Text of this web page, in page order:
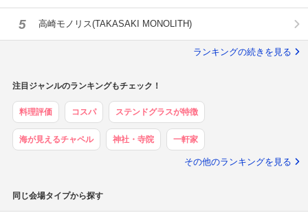
5 高崎モノリス(TAKASAKI MONOLITH)
ランキングの続きを見る
注目ジャンルのランキングもチェック！
料理評価 コスパ ステンドグラスが特徴
海が見えるチャペル 神社・寺院 一軒家
その他のランキングを見る
同じ会場タイプから探す